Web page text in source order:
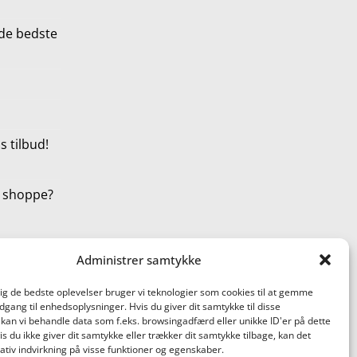
Administrer samtykke
de bedste oplevelser bruger vi teknologier som cookies til at gemme
til enhedsoplysninger. Hvis du giver dit samtykke til disse
vi behandle data som f.eks. browsingadfærd eller unikke ID'er på dette
du ikke giver dit samtykke eller trækker dit samtykke tilbage, kan det
indvirkning på visse funktioner og egenskaber.
bedste
tilbud!